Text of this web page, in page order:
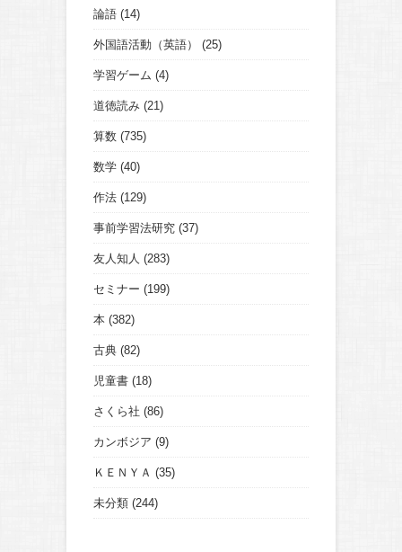
論語 (14)
外国語活動（英語） (25)
学習ゲーム (4)
道徳読み (21)
算数 (735)
数学 (40)
作法 (129)
事前学習法研究 (37)
友人知人 (283)
セミナー (199)
本 (382)
古典 (82)
児童書 (18)
さくら社 (86)
カンボジア (9)
ＫＥＮＹＡ (35)
未分類 (244)